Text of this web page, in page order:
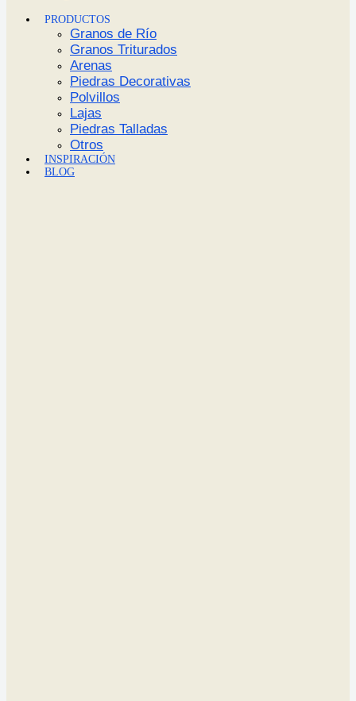
PRODUCTOS
Granos de Río
Granos Triturados
Arenas
Piedras Decorativas
Polvillos
Lajas
Piedras Talladas
Otros
INSPIRACIÓN
BLOG